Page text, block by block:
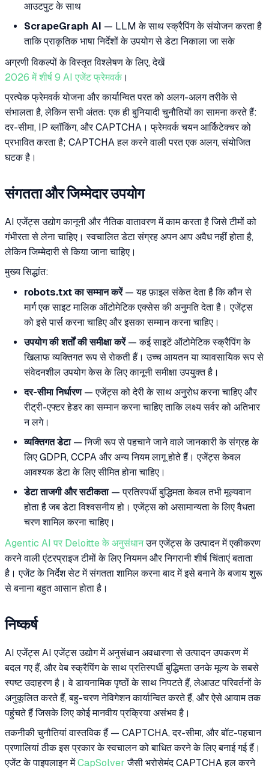
आउटपुट के साथ
ScrapeGraph AI — LLM के साथ स्क्रैपिंग के संयोजन करता है
ताकि प्राकृतिक भाषा निर्देशों के उपयोग से डेटा निकाला जा सके
अग्रणी विकल्पों के विस्तृत विश्लेषण के लिए, देखें
2026 में शीर्ष 9 AI एजेंट फ्रेमवर्क ।
प्रत्येक फ्रेमवर्क योजना और कार्यान्वित परत को अलग-अलग तरीके से
संभालता है, लेकिन सभी अंततः एक ही बुनियादी चुनौतियों का सामना करते हैं:
दर-सीमा, IP ब्लॉकिंग, और CAPTCHA। फ्रेमवर्क चयन आर्किटेक्चर को
प्रभावित करता है; CAPTCHA हल करने वाली परत एक अलग, संयोजित
घटक है।
संगतता और जिम्मेदार उपयोग
AI एजेंट्स उद्योग कानूनी और नैतिक वातावरण में काम करता है जिसे टीमों को
गंभीरता से लेना चाहिए। स्वचालित डेटा संग्रह अपन आप अवैध नहीं होता है,
लेकिन जिम्मेदारी से किया जाना चाहिए।
मुख्य सिद्धांत:
robots.txt का सम्मान करें— यह फ़ाइल संकेत देता है कि कौन से
मार्ग एक साइट मालिक ऑटोमेटिक एक्सेस की अनुमति देता है। एजेंट्स
को इसे पार्स करना चाहिए और इसका सम्मान करना चाहिए।
उपयोग की शर्तों की समीक्षा करें— कई साइटें ऑटोमेटिक स्क्रैपिंग के
खिलाफ व्यक्तिगत रूप से रोकती हैं। उच्च आयतन या व्यावसायिक रूप से
संवेदनशील उपयोग केस के लिए कानूनी समीक्षा उपयुक्त है।
दर-सीमा निर्धारण— एजेंट्स को देरी के साथ अनुरोध करना चाहिए और
रीट्री-एफ्टर हेडर का सम्मान करना चाहिए ताकि लक्ष्य सर्वर को अतिभार
न लगे।
व्यक्तिगत डेटा— निजी रूप से पहचाने जाने वाले जानकारी के संग्रह के
लिए GDPR, CCPA और अन्य नियम लागू होते हैं। एजेंट्स केवल
आवश्यक डेटा के लिए सीमित होना चाहिए।
डेटा ताजगी और सटीकता— प्रतिस्पर्धी बुद्धिमता केवल तभी मूल्यवान
होता है जब डेटा विश्वसनीय हो। एजेंट्स को असामान्यता के लिए वैधता
चरण शामिल करना चाहिए।
Agentic AI पर Deloitte के अनुसंधानउन एजेंट्स के उत्पादन में एकीकरण
करने वाली एंटरप्राइज टीमों के लिए नियमन और निगरानी शीर्ष चिंताएं बताता
है। एजेंट के निर्देश सेट में संगतता शामिल करना बाद में इसे बनाने के बजाय शुरू
से बनाना बहुत आसान होता है।
निष्कर्ष
AI एजेंट्स AI एजेंट्स उद्योग में अनुसंधान अवधारणा से उत्पादन उपकरण में
बदल गए हैं, और वेब स्क्रैपिंग के साथ प्रतिस्पर्धी बुद्धिमता उनके मूल्य के सबसे
स्पष्ट उदाहरण है। वे डायनामिक पृष्ठों के साथ निपटते हैं, लेआउट परिवर्तनों के
अनुकूलित करते हैं, बहु-चरण नेविगेशन कार्यान्वित करते हैं, और ऐसे आयाम तक
पहुंचते हैं जिसके लिए कोई मानवीय प्रक्रिया असंभव है।
तकनीकी चुनौतियां वास्तविक हैं — CAPTCHA, दर-सीमा, और बॉट-पहचान
प्रणालियां ठीक इस प्रकार के स्वचालन को बाधित करने के लिए बनाई गई हैं।
एजेंट के पाइपलाइन मेंCapSolver जैसी भरोसेमंद CAPTCHA हल करने